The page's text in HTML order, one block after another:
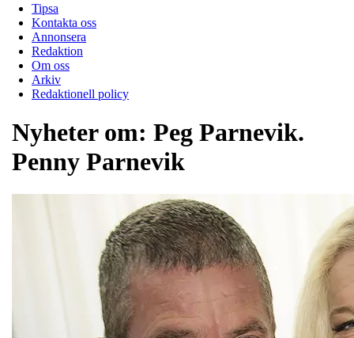
Tipsa
Kontakta oss
Annonsera
Redaktion
Om oss
Arkiv
Redaktionell policy
Nyheter om: Peg Parnevik.
Penny Parnevik